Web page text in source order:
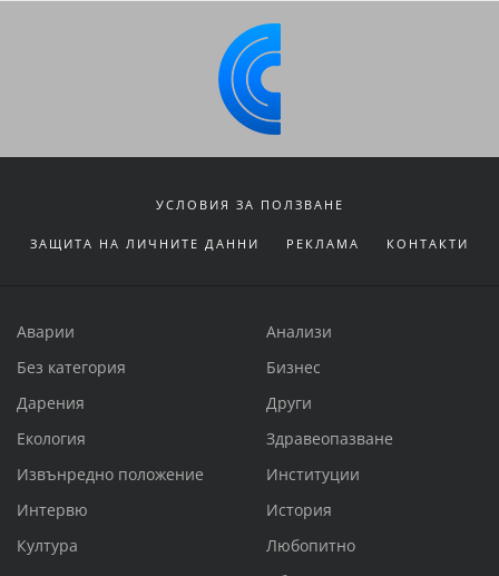
УСЛОВИЯ ЗА ПОЛЗВАНЕ
ЗАЩИТА НА ЛИЧНИТЕ ДАННИ РЕКЛАМА КОНТАКТИ
Аварии
Анализи
Без категория
Бизнес
Дарения
Други
Екология
Здравеопазване
Извънредно положение
Институции
Интервю
История
Култура
Любопитно